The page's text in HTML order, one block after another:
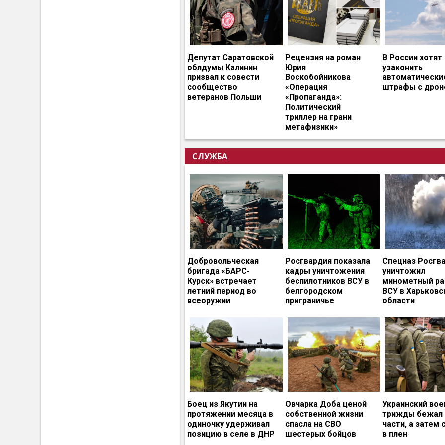
Депутат Саратовской
облдумы Калинин
призвал к совести
сообщество
ветеранов Польши
Рецензия на роман
Юрия
Воскобойникова
«Операция
«Пропаганда»:
Политический
триллер на грани
метафизики»
В России хотят
узаконить
штрафы с
СЛУЖБА
Добровольческая
бригада «БАРС-
Курск» встречает
летний период во
всеоружии
Росгвардия показала
кадры уничтожения
беспилотников ВСУ в
белгородском
приграничье
Спецназ
уничтожил
минометный
ВСУ в
области
Боец из Якутии на
протяжении месяца в
одиночку удерживал
позицию в селе в ДНР
Овчарка Доба ценой
собственной жизни
спасла на СВО
шестерых бойцов
Украинский
трижды бежал
части, а затем
в плен